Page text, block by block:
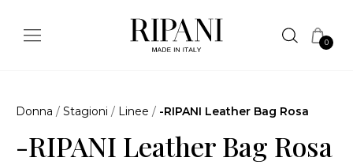
0
Donna / Stagioni / Linee / -RIPANI Leather Bag Rosa
-RIPANI Leather Bag Rosa